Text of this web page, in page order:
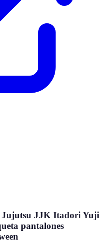
JJK Itadori Yuji
pantalones